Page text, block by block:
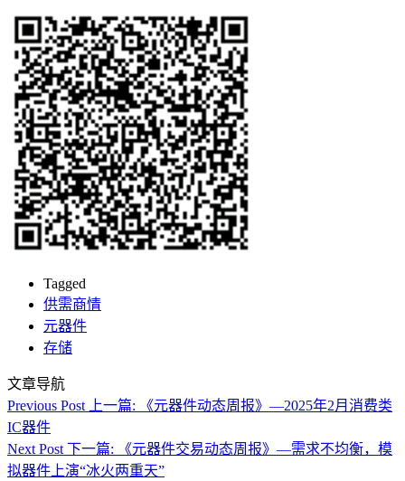
Tagged
供需商情
元器件
存储
文章导航
Previous Post 上一篇:
《元器件动态周报》—2025年2月消费类
IC器件
Next Post 下一篇:
《元器件交易动态周报》—需求不均衡，模
拟器件上演“冰火两重天”